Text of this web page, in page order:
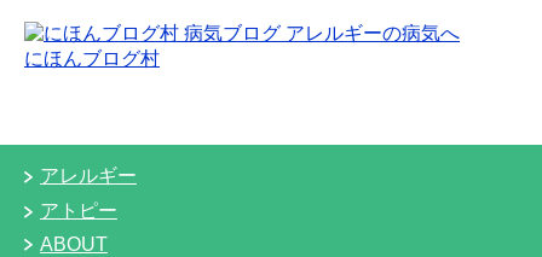
にほんブログ村
アレルギー
アトピー
ABOUT